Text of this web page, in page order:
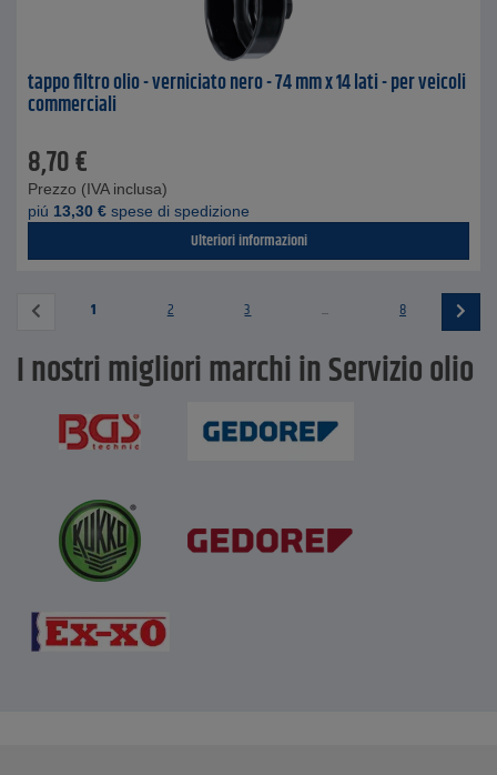
tappo filtro olio - verniciato nero - 74 mm x 14 lati - per veicoli
commerciali
8,70€
Prezzo (IVA inclusa)
piú 13,30 € spese di spedizione
Ulteriori informazioni
1 2 3 ... 8
I nostri migliori marchi in Servizio olio